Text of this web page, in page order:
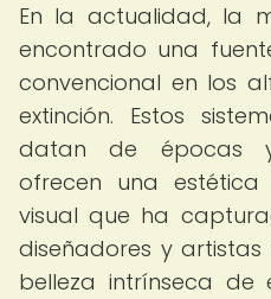
En la actualidad, la
encontrado una
convencional en los
extinción. Estos
datan de épocas
ofrecen una
visual que ha
diseñadores y
belleza intrínseca de